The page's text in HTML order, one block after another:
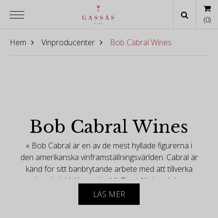
Hem Vinproducenter Bob Cabral Wines
Bob Cabral Wines
« Bob Cabral är en av de mest hyllade figurerna i
den amerikanska vinframställningsvärlden. Cabral är
känd för sitt banbrytande arbete med att tillverka
viner i världsklass, särskilt Pinot Noir, och har
lämnat en outplånlig prägel på vinindustrin. Hans
resa, som sträcker sig över decennier, har präglats
LÄS MER
(0)